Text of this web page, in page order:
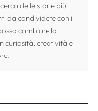
delle storie più
da condividere con i
cambiare la
curiosità, creatività e